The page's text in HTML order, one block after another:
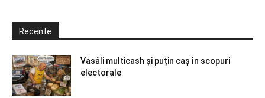
Recente
Vasâli multicash și puțin caș în scopuri
electorale